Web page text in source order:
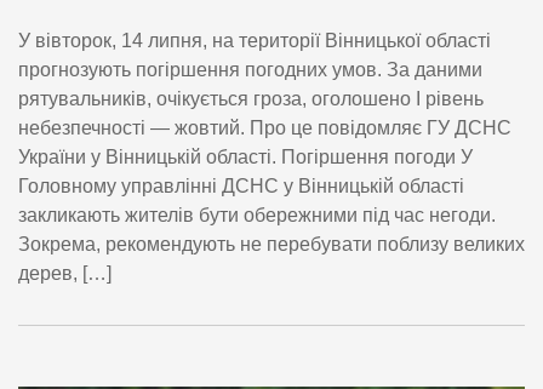
У вівторок, 14 липня, на території Вінницької області
прогнозують погіршення погодних умов. За даними
рятувальників, очікується гроза, оголошено І рівень
небезпечності — жовтий. Про це повідомляє ГУ ДСНС
України у Вінницькій області. Погіршення погоди У
Головному управлінні ДСНС у Вінницькій області
закликають жителів бути обережними під час негоди.
Зокрема, рекомендують не перебувати поблизу великих
дерев, […]